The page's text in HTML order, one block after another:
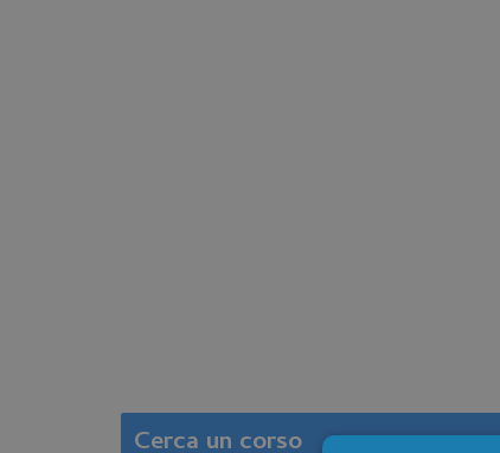
Cerca un corso